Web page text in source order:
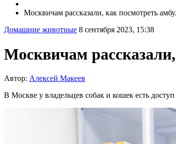
Москвичам рассказали, как посмотреть
Домашние животные 8 сентября 2023, 15:38
Москвичам
Автор: Алексей Макеев
В Москве у владельцев собак и кошек есть